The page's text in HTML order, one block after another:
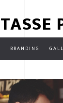
BRANDING